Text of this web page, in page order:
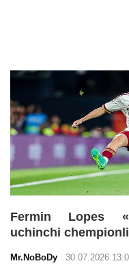
Fermin Lopes
uchinchi
Mr.NoBoDy 30.07.2026